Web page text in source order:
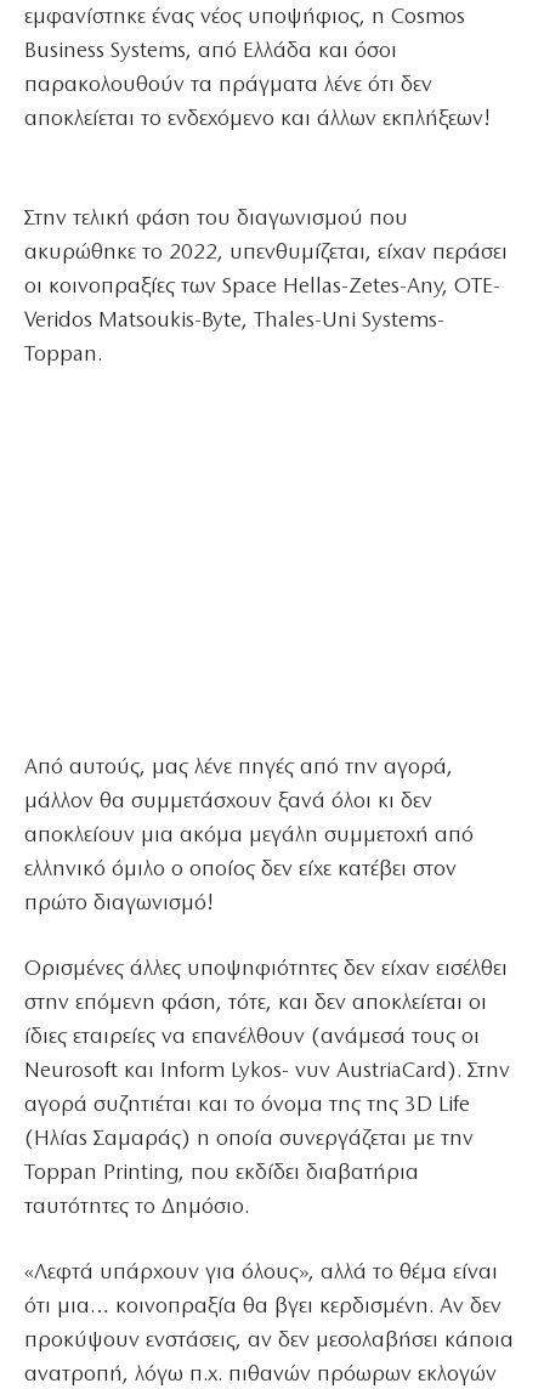
εμφανίστηκε ένας νέος υποψήφιος, η Cosmos
Business Systems, από Ελλάδα και όσοι
παρακολουθούν τα πράγματα λένε ότι δεν
αποκλείεται το ενδεχόμενο και άλλων εκπλήξεων!
Στην τελική φάση του διαγωνισμού που
ακυρώθηκε το 2022, υπενθυμίζεται, είχαν περάσει
οι κοινοπραξίες των Space Hellas-Zetes-Any, ΟΤΕ-
Veridos Matsoukis-Byte, Thales-Uni Systems-
Toppan.
Από αυτούς, μας λένε πηγές από την αγορά,
μάλλον θα συμμετάσχουν ξανά όλοι κι δεν
αποκλείουν μια ακόμα μεγάλη συμμετοχή από
ελληνικό όμιλο ο οποίος δεν είχε κατέβει στον
πρώτο διαγωνισμό!
Ορισμένες άλλες υποψηφιότητες δεν είχαν εισέλθει
στην επόμενη φάση, τότε, και δεν αποκλείεται οι
ίδιες εταιρείες να επανέλθουν (ανάμεσά τους οι
Neurosoft και Inform Lykos- νυν AustriaCard). Στην
αγορά συζητιέται και το όνομα της της 3D Life
(Ηλίαs Σαμαράς) η οποία συνεργάζεται με την
Toppan Printing, που εκδίδει διαβατήρια
ταυτότητες το Δημόσιο.
«Λεφτά υπάρχουν για όλους», αλλά το θέμα είναι
ότι μια… κοινοπραξία θα βγει κερδισμένη. Αν δεν
προκύψουν ενστάσεις, αν δεν μεσολαβήσει κάποια
ανατροπή, λόγω π.χ. πιθανών πρόωρων εκλογών